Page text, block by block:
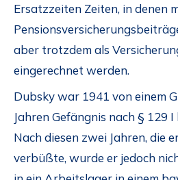
Ersatzzeiten Zeiten, in denen
aber trotzdem als
eingerechnet werden.
Dubsky war 1941 von einem
Jahren Gefängnis nach § 129
Nach diesen zwei Jahren, die
verbüßte, wurde er jedoch